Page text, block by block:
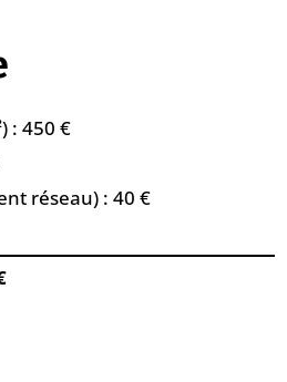
: 450 €
réseau) : 40 €